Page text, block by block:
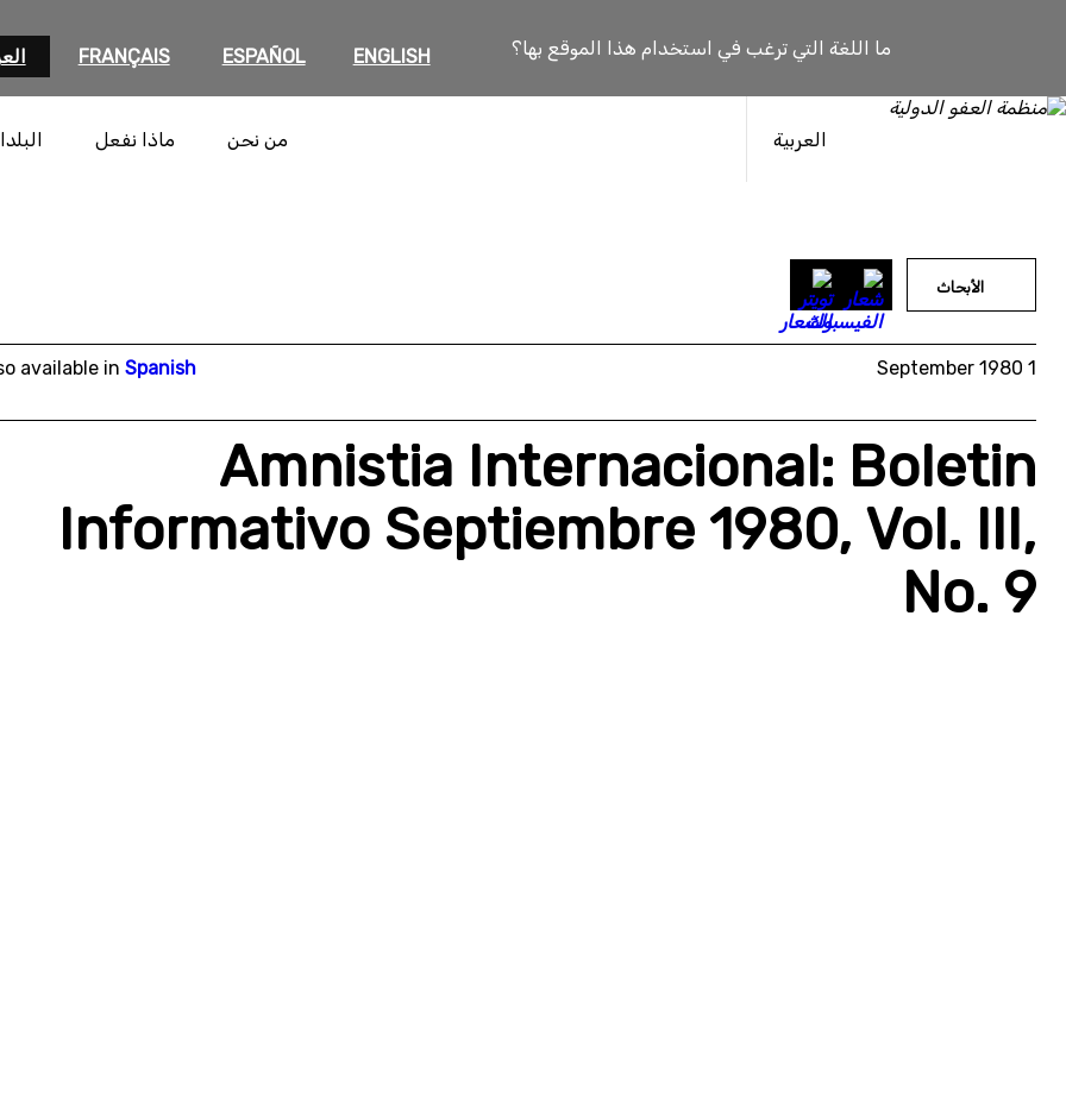
ما اللغة التي ترغب في استخدام هذا الموقع بها؟ ENGLISH
ESPAÑOL
FRANÇAIS
العربية من نحن ماذا نفعل
الأبحاث
1 September 1980
available in Spanish
Amnistia Internacional: Boletin
Informativo Septiembre 1980, Vol. III,
No. 9